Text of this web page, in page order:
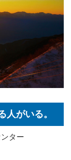
人がいる。
ター